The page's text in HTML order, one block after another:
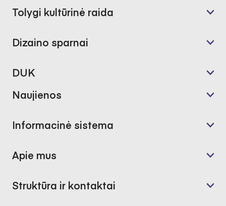
Tolygi kultūrinė raida
Dizaino sparnai
DUK
Naujienos
Informacinė sistema
Apie mus
Struktūra ir kontaktai